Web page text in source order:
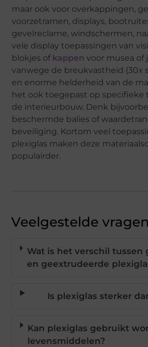
maar ook voor overkappingen,
voorzetramen, displays,
gevelreclame, windschermen,
vele display toepassingen van
blokjes of kappen voor musea of
vanwege de breukvastheid (30x
en enorme helderheid van de
het ook toegepast op specifieke
de interieurbouw. Denk
beschermde balies of
beveiliging. Kortom veel
plexiglas maken deze
populairder.
Veelgestelde vragen
Wat is het verschil tussen
en geextrudeerde
Is plexiglas sterker
Kan plexiglas gebruikt
levensmiddelen?